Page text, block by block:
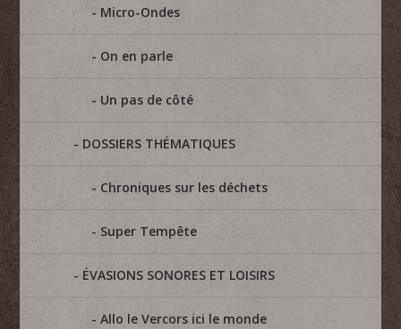
Micro-Ondes
On en parle
Un pas de côté
DOSSIERS THÉMATIQUES
Chroniques sur les déchets
Super Tempête
ÉVASIONS SONORES ET LOISIRS
Allo le Vercors ici le monde